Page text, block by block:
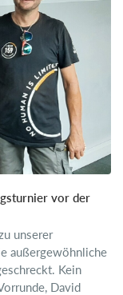
vor der
unserer
außergewöhnliche
Kein
David